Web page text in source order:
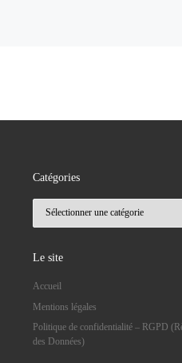
Catégories
Le site
Accueil
Mentions légales
Politique de confidentialité – RGPD
des Données)